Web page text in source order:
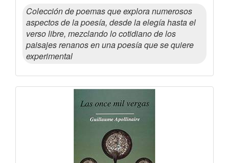
Colección de poemas que explora numerosos
aspectos de la poesía, desde la elegía hasta el
verso libre, mezclando lo cotidiano de los
paisajes renanos en una poesía que se quiere
experimental